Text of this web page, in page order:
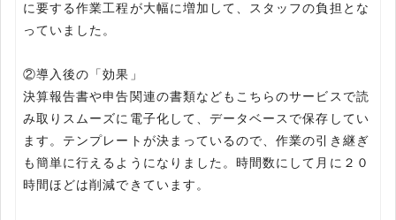
に要する作業工程が大幅に増加して、スタッフの負担とな
っていました。
②導入後の「効果」
決算報告書や申告関連の書類などもこちらのサービスで読
み取りスムーズに電子化して、データベースで保存してい
ます。テンプレートが決まっているので、作業の引き継ぎ
も簡単に行えるようになりました。時間数にして月に２０
時間ほどは削減できています。